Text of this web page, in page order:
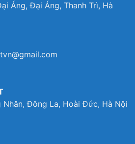
Áng, Đại Áng, Thanh Trì, Hà
Đông La, Hoài Đức, Hà Nội